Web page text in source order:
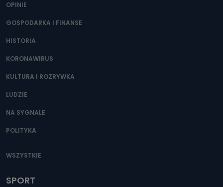
OPINIE
GOSPODARKA I FINANSE
HISTORIA
KORONAWIRUS
KULTURA I ROZRYWKA
LUDZIE
NA SYGNALE
POLITYKA
WSZYSTKIE
SPORT